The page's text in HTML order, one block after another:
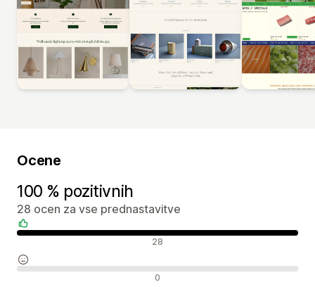
Ocene
100 % pozitivnih
28 ocen za vse prednastavitve
Pozitivne ocene 28
Nevtralne ocene 0